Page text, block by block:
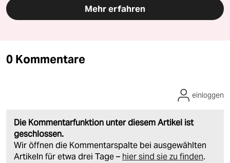
Mehr erfahren
0 Kommentare
Die Kommentarfunktion unter diesem Artikel ist
geschlossen.
Wir öffnen die Kommentarspalte bei ausgewählten
Artikeln für etwa drei Tage – hier sind sie zu finden.
einloggen